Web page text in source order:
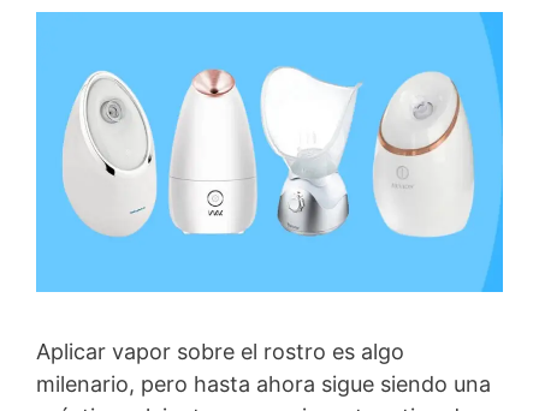
Aplicar vapor sobre el rostro es algo
milenario, pero hasta ahora sigue siendo una